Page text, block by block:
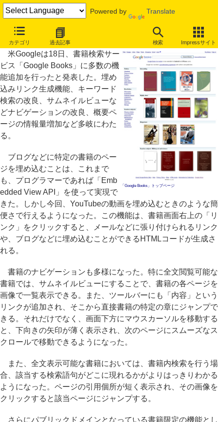
Powered by Translate
カテゴリ 過去記事 検索 Impressサイト
Google Books、書籍ページの埋め込みリンク生成機能など追加
「Google Books」トップページ
米Googleは18日、書籍検索サー
ビス「Google Books」に多数の機
能追加を行ったと発表した。埋め
込みリンク生成機能、キーワード
検索の改良、サムネイルビューな
どナビゲーションの改良、概要ペ
ージの情報量増加など多岐にわた
る。
ブログなどに特定の書籍のペー
ジを埋め込むことは、これまで
も、プログラマーであれば「Emb
edded View API」を使って実現で
きた。しかし今回、YouTubeの動画を埋め込むときのような簡
便さで行えるようになった。この機能は、書籍画面右上の「リ
ンク」をクリックすると、メールなどに張り付けられるリンク
や、ブログなどに埋め込むことができるHTMLコードが生成さ
れる。
書籍のナビゲーションも多様になった。特に全文閲覧可能な
書籍では、サムネイルビューにすることで、書籍の各ページを
画像で一覧表示できる。また、ツールバーにも「内容」という
リンクが追加され、そこから直接書籍の特定の章にジャンプで
きる。それだけでなく、画面下方にマウスカーソルを移動する
と、下向きの矢印が薄く表示され、次のページにスムーズなス
クロールで移動できるようになった。
また、全文表示可能な書籍においては、書籍内検索を行う場
合、該当する検索語句がどこに現れるかがよりはっきりわかる
ようになった。ページの引用個所が短く表示され、その画像を
クリックすると該当ページにジャンプする。
さらにパブリックドメインとなっている書籍限定の機能とし